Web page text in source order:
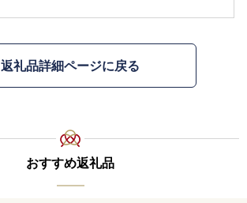
返礼品詳細ページに戻る
おすすめ返礼品